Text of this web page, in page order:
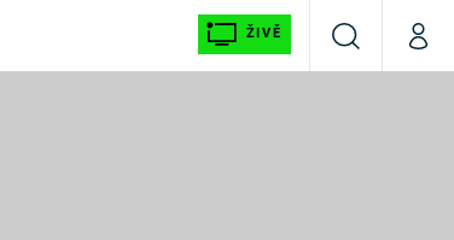
ŽIVĚ
VyhledáváníMůj